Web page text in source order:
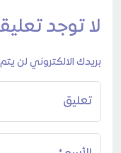
لا توجد
بريدك الالكتروني لن
تعليق